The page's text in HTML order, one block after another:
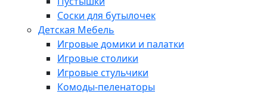
Соски для бутылочек
Детская Мебель
Игровые домики и палатки
Игровые столики
Игровые стульчики
Комоды-пеленаторы